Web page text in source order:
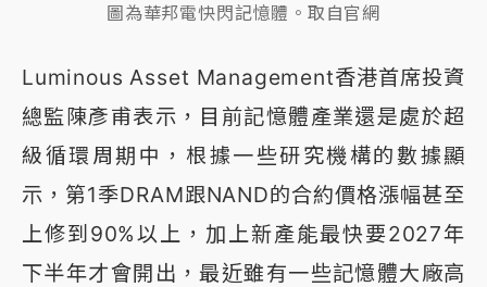
圖為華邦電快閃記憶體。取自官網
Luminous Asset Management香港首席投資
總監陳彥甫表示，目前記憶體產業還是處於超
級循環周期中，根據一些研究機構的數據顯
示，第1季DRAM跟NAND的合約價格漲幅甚至
上修到90%以上，加上新產能最快要2027年
下半年才會開出，最近雖有一些記憶體大廠高